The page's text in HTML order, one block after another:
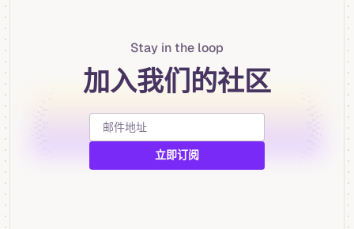
Stay in the loop
加入我们的社区